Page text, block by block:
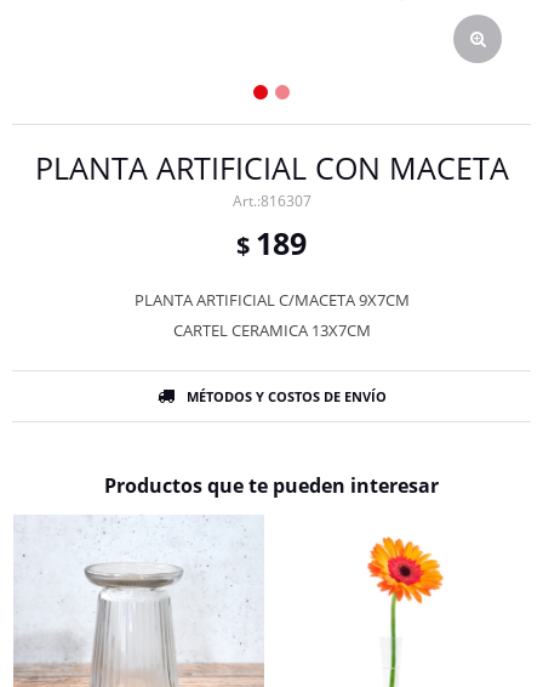
PLANTA ARTIFICIAL CON MACETA
816307
$ 189
PLANTA ARTIFICIAL C/MACETA 9X7CM
CARTEL CERAMICA 13X7CM
MÉTODOS Y COSTOS DE ENVÍO
Productos que te pueden interesar